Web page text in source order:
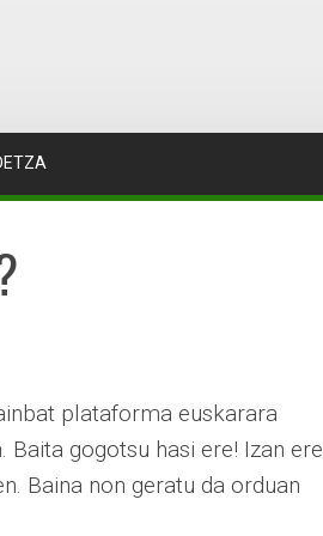
plataforma euskarara
gogotsu hasi ere! Izan ere
Baina non geratu da orduan